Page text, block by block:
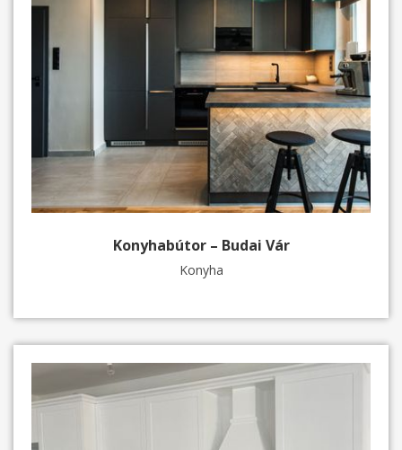
Konyhabútor – Budai Vár
Konyha